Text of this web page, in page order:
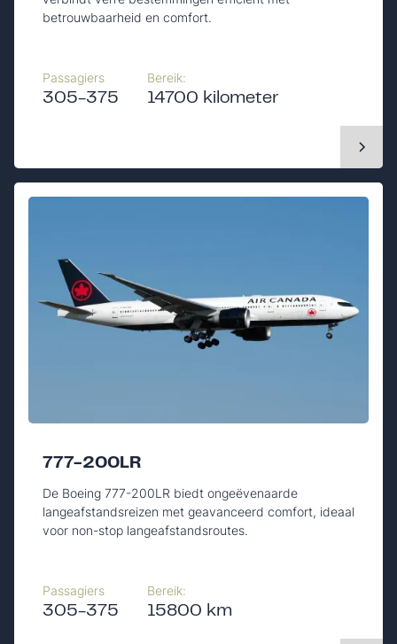
betrouwbaarheid en comfort.
Passagiers
305-375
Bereik:
14700 kilometer
777-200LR
De Boeing 777-200LR biedt ongeëvenaarde
langeafstandsreizen met geavanceerd comfort, ideaal
voor non-stop langeafstandsroutes.
Passagiers
305-375
Bereik:
15800 km